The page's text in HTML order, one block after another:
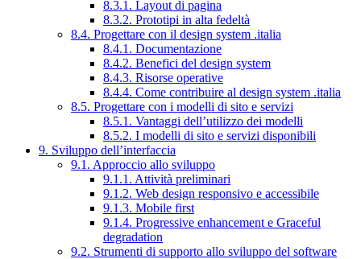
8.3.1. Layout di pagina
8.3.2. Prototipi in alta fedeltà
8.4. Progettare con il design system .italia
8.4.1. Documentazione
8.4.2. Benefici del design system
8.4.3. Risorse operative
8.4.4. Come contribuire al design system .italia
8.5. Progettare con i modelli di sito e servizi
8.5.1. Vantaggi dell’utilizzo dei modelli
8.5.2. I modelli di sito e servizi disponibili
9. Sviluppo dell’interfaccia
9.1. Approccio allo sviluppo
9.1.1. Attività preliminari
9.1.2. Web design responsivo e accessibile
9.1.3. Mobile first
9.1.4. Progressive enhancement e Graceful
degradation
9.2. Strumenti di supporto allo sviluppo del software